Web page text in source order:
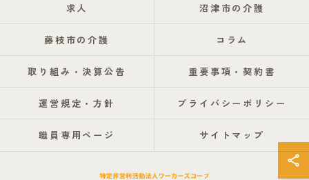
求人 沼津市の介護
藤枝市の介護 コラム
取り組み・決算公告 重要事項・契約書
運営規定・方針 プライバシーポリシー
職員専用ページ サイトマップ